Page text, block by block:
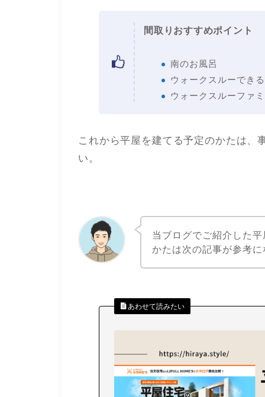
間取りおすすめポイント
南のお風呂
ウォークスルーでき
ウォークスルーファ
これから平屋を建てる予定のかたは、
い。
当ブログでご紹介した
かたは次の記事が参考
あわせて読みたい